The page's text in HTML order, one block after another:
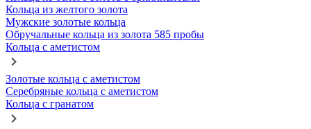
Кольца из желтого золота
Мужские золотые кольца
Обручальные кольца из золота 585 пробы
Кольца с аметистом
Золотые кольца с аметистом
Серебряные кольца с аметистом
Кольца с гранатом